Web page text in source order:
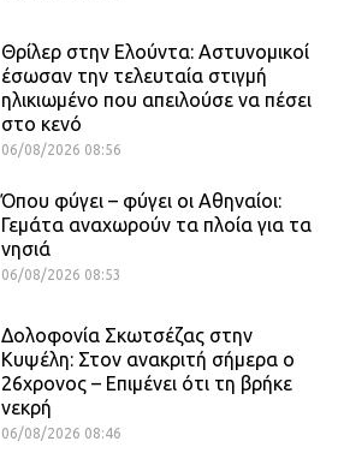
Θρίλερ στην Ελούντα: Αστυνομικοί
έσωσαν την τελευταία στιγμή
ηλικιωμένο που απειλούσε να πέσει
στο κενό
06/08/2026 08:56
Όπου φύγει – φύγει οι Αθηναίοι:
Γεμάτα αναχωρούν τα πλοία για τα
νησιά
06/08/2026 08:53
Δολοφονία Σκωτσέζας στην
Κυψέλη: Στον ανακριτή σήμερα ο
26χρονος – Επιμένει ότι τη βρήκε
νεκρή
06/08/2026 08:46